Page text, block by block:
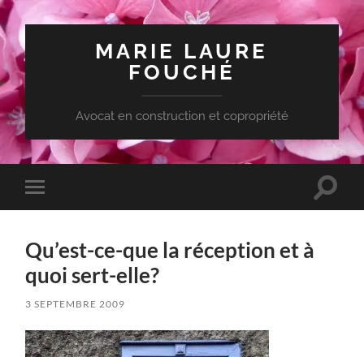
MARIE LAURE
FOUCHÉ
Avocat en construction et copropriété
Toggle
mobile
Toggle
Qu’est-ce-que la réception et à
quoi sert-elle?
3 SEPTEMBRE 2009